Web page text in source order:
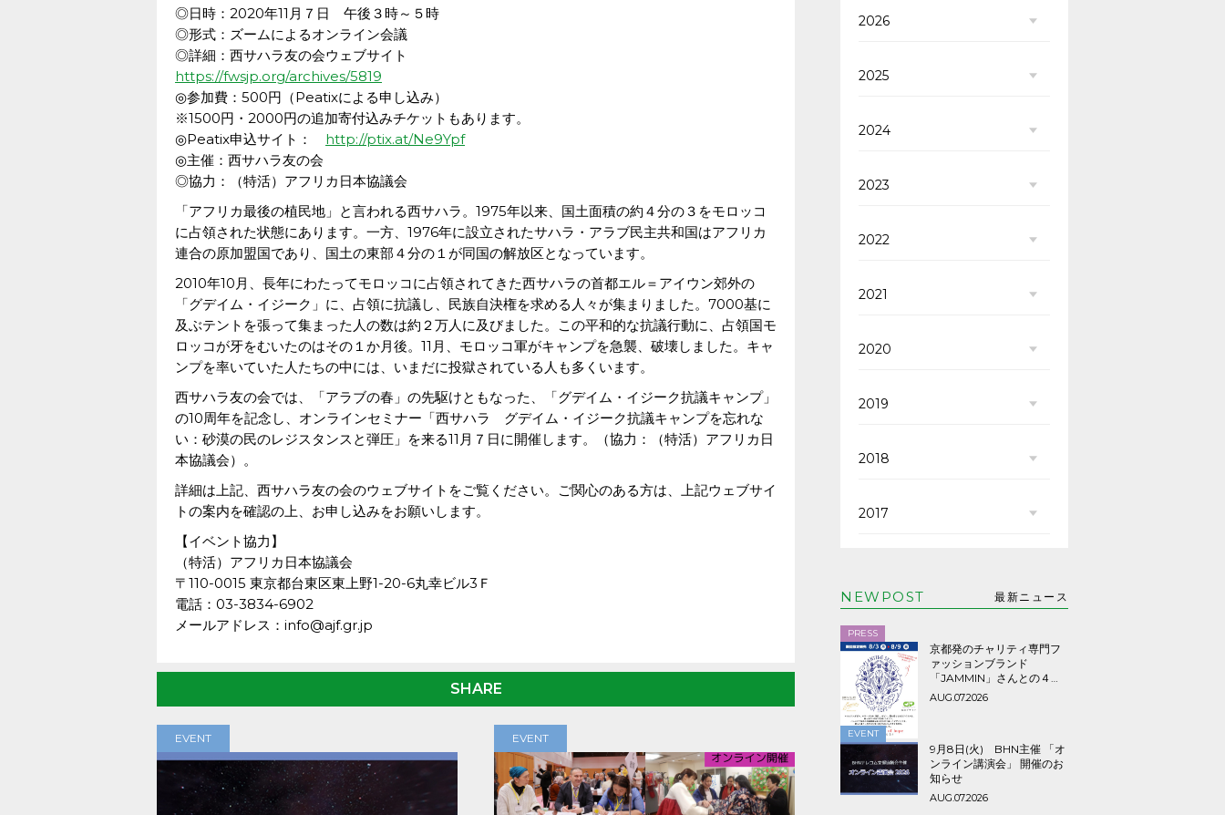
◎日時：2020年11月７日 午後３時～５時
◎形式：ズームによるオンライン会議
◎詳細：西サハラ友の会ウェブサイト
https://fwsjp.org/archives/5819
◎参加費：500円（Peatixによる申し込み）
※1500円・2000円の追加寄付込みチケットもあります。
◎Peatix申込サイト： http://ptix.at/Ne9Ypf
◎主催：西サハラ友の会
◎協力：（特活）アフリカ日本協議会
「アフリカ最後の植民地」と言われる西サハラ。1975年以来、国土面積の約４分の３をモロッコ
に占領された状態にあります。一方、1976年に設立されたサハラ・アラブ民主共和国はアフリカ
連合の原加盟国であり、国土の東部４分の１が同国の解放区となっています。
2010年10月、長年にわたってモロッコに占領されてきた西サハラの首都エル＝アイウン郊外の
「グデイム・イジーク」に、占領に抗議し、民族自決権を求める人々が集まりました。7000基に
及ぶテントを張って集まった人の数は約２万人に及びました。この平和的な抗議行動に、占領国モ
ロッコが牙をむいたのはその１か月後。11月、モロッコ軍がキャンプを急襲、破壊しました。キャ
ンプを率いていた人たちの中には、いまだに投獄されている人も多くいます。
西サハラ友の会では、「アラブの春」の先駆けともなった、「グデイム・イジーク抗議キャンプ」
の10周年を記念し、オンラインセミナー「西サハラ グデイム・イジーク抗議キャンプを忘れな
い：砂漠の民のレジスタンスと弾圧」を来る11月７日に開催します。（協力：（特活）アフリカ日
本協議会）。
詳細は上記、西サハラ友の会のウェブサイトをご覧ください。ご関心のある方は、上記ウェブサイ
トの案内を確認の上、お申し込みをお願いします。
【イベント協力】
（特活）アフリカ日本協議会
〒110-0015 東京都台東区東上野1-20-6丸幸ビル3Ｆ
電話：03-3834-6902
メールアドレス：info@ajf.gr.jp
SHARE
EVENT EVENT
2026
2025
2024
2023
2022
2021
2020
2019
2018
2017
NEWPOST 最新ニュース
PRESS
京都発のチャリティ専門フ
ァッションブランド
「JAMMIN」さんとの４年
ぶり３回目のコラボTシャツ
AUG.07.2026
EVENT
9月8日(火) BHN主催 「オ
ンライン講演会」 開催のお
知らせ
AUG.07.2026